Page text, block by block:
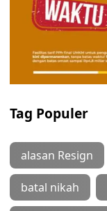
Tag Populer
alasan Resign
batal nikah